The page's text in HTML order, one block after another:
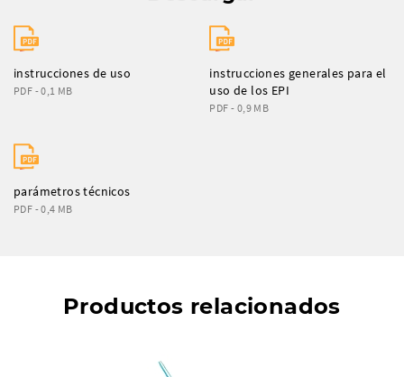
instrucciones de uso
PDF - 0,1 MB
instrucciones generales para el
uso de los EPI
PDF - 0,9 MB
parámetros técnicos
PDF - 0,4 MB
Productos relacionados